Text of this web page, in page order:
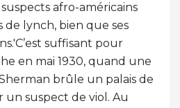
afro-américains
lynch, bien que ses
suffisant pour
en mai 1930, quand une
brûle un palais de
suspect de viol. Au